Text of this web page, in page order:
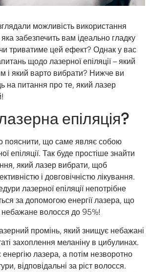
можливість використання
яка забезпечить вам ідеально гладку
триватиме цей ефект? Однак у вас
щодо лазерної епіляції – який
і який варто вибрати? Нижче ви
на питання про те, який лазер
епіляція?
пояснити, що саме являє собою
епіляції. Так буде простіше знайти
який лазер вибрати, щоб
і довговічністю лікування.
лазерної епіляції непотрібне
за допомогою енергії лазера, що
небажане волосся до 95%!
промінь, який знищує небажані
захоплення меланіну в цибулинах.
лазера, а потім незворотно
відповідальні за ріст волосся.